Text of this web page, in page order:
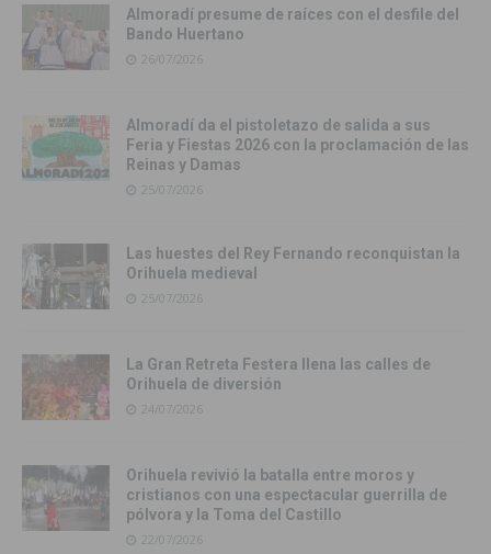
Almoradí presume de raíces con el desfile del
Bando Huertano
26/07/2026
Almoradí da el pistoletazo de salida a sus
Feria y Fiestas 2026 con la proclamación de las
Reinas y Damas
25/07/2026
Las huestes del Rey Fernando reconquistan la
Orihuela medieval
25/07/2026
La Gran Retreta Festera llena las calles de
Orihuela de diversión
24/07/2026
Orihuela revivió la batalla entre moros y
cristianos con una espectacular guerrilla de
pólvora y la Toma del Castillo
22/07/2026